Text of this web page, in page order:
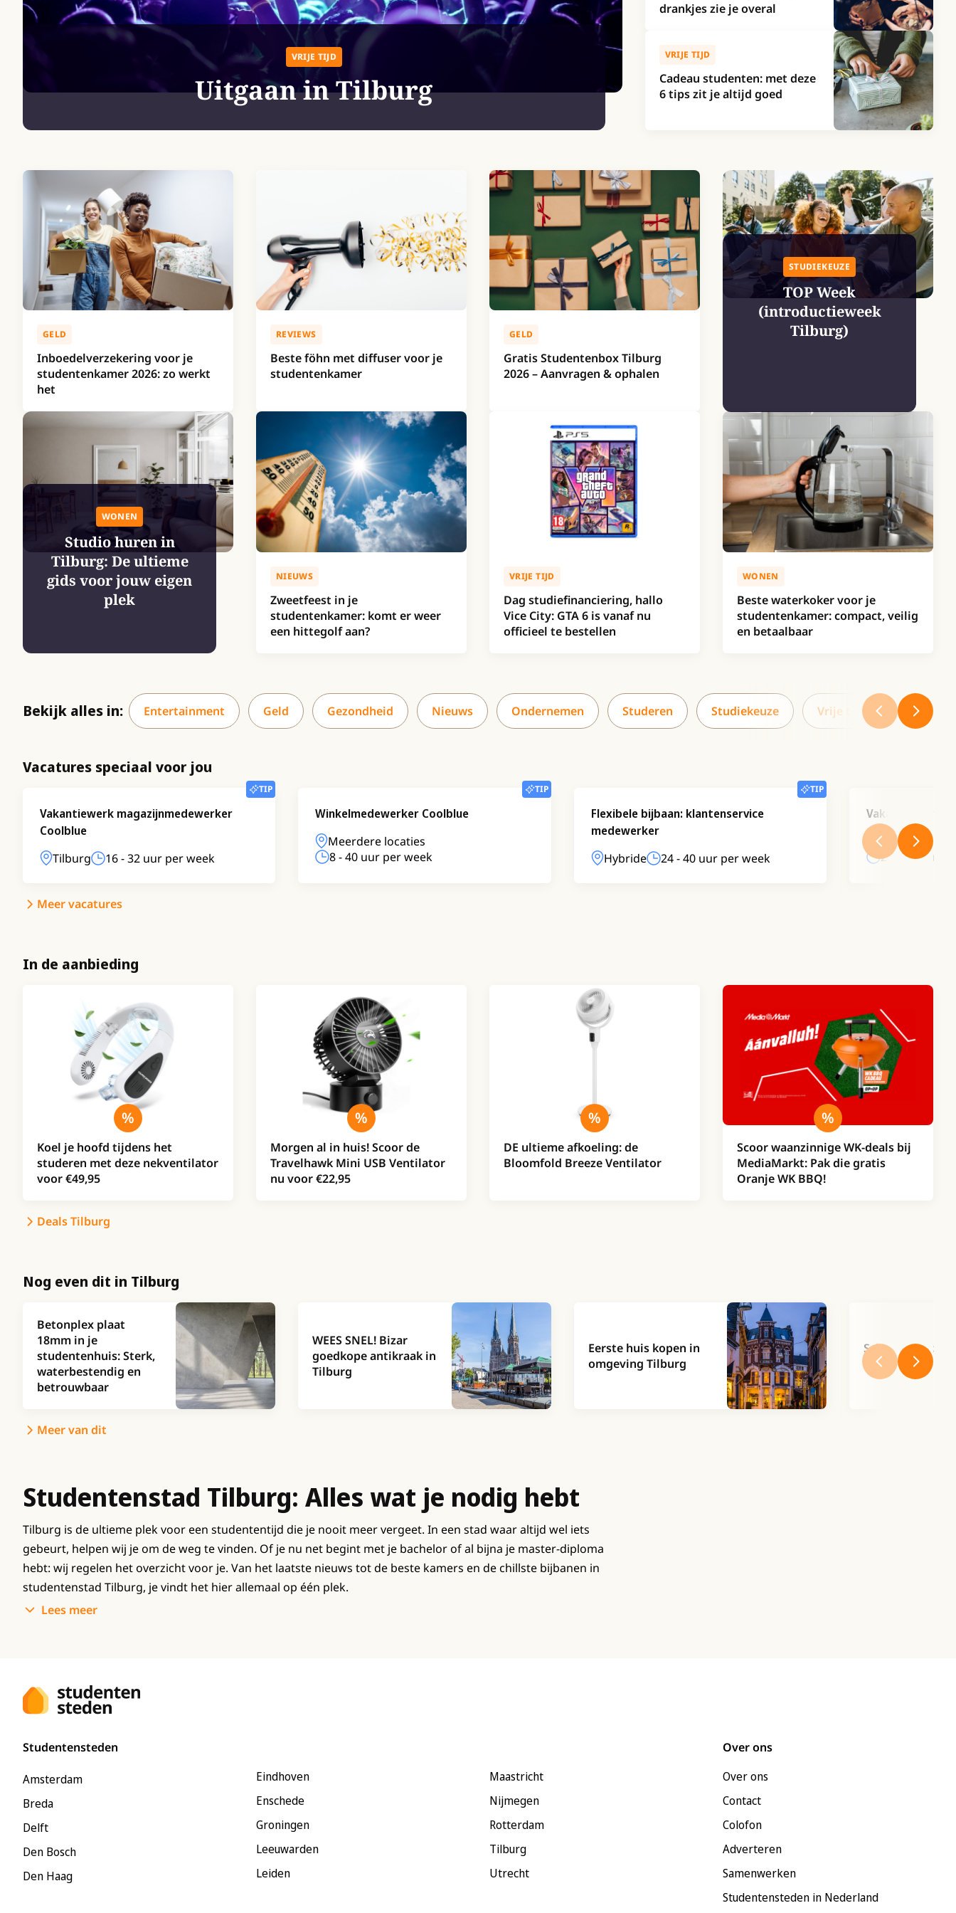
VRIJE TIJD
Uitgaan in Tilburg
drankjes zie je overal
VRIJE TIJD
Cadeau studenten: met deze
6 tips zit je altijd goed
Recente berichten
GELD
Inboedelverzekering voor je
studentenkamer 2026: zo werkt
het
REVIEWS
Beste föhn met diffuser voor je
studentenkamer
GELD
Gratis Studentenbox Tilburg
2026 – Aanvragen & ophalen
STUDIEKEUZE
TOP Week
(introductieweek
Tilburg)
WONEN
Studio huren in
Tilburg: De ultieme
gids voor jouw eigen
plek
NIEUWS
Zweetfeest in je
studentenkamer: komt er weer
een hittegolf aan?
VRIJE TIJD
Dag studiefinanciering, hallo
Vice City: GTA 6 is vanaf nu
officieel te bestellen
WONEN
Beste waterkoker voor je
studentenkamer: compact, veilig
en betaalbaar
Bekijk alles in: Entertainment Geld Gezondheid Nieuws Ondernemen Studeren Studiekeuze Vrije tijd Werken
Vacatures speciaal voor jou
TIP
Vakantiewerk magazijnmedewerker
Coolblue
Tilburg
16 - 32 uur per week
TIP
Winkelmedewerker Coolblue
Meerdere locaties
8 - 40 uur per week
TIP
Flexibele bijbaan: klantenservice
medewerker
Hybride
24 - 40 uur per week
Vakantiewerk
Meerdere
24 - 40 uur
Meer vacatures
In de aanbieding
Koel je hoofd tijdens het
studeren met deze nekventilator
voor €49,95
Morgen al in huis! Scoor de
Travelhawk Mini USB Ventilator
nu voor €22,95
DE ultieme afkoeling: de
Bloomfold Breeze Ventilator
Scoor waanzinnige WK-deals bij
MediaMarkt: Pak die gratis
Oranje WK BBQ!
Deals Tilburg
Nog even dit in Tilburg
Betonplex plaat
18mm in je
studentenhuis: Sterk,
waterbestendig en
betrouwbaar
WEES SNEL! Bizar
goedkope antikraak in
Tilburg
Eerste huis kopen in
omgeving Tilburg
Schurft? Zo kom
vanaf!
Meer van dit
Studentenstad Tilburg: Alles wat je nodig hebt
Tilburg is de ultieme plek voor een studententijd die je nooit meer vergeet. In een stad waar altijd wel iets
gebeurt, helpen wij je om de weg te vinden. Of je nu net begint met je bachelor of al bijna je master-diploma
hebt: wij regelen het overzicht voor je. Van het laatste nieuws tot de beste kamers en de chillste bijbanen in
studentenstad Tilburg, je vindt het hier allemaal op één plek.
Lees meer
Studentensteden
Amsterdam
Breda
Delft
Den Bosch
Den Haag
Eindhoven
Enschede
Groningen
Leeuwarden
Leiden
Maastricht
Nijmegen
Rotterdam
Tilburg
Utrecht
Over ons
Over ons
Contact
Colofon
Adverteren
Samenwerken
Studentensteden in Nederland